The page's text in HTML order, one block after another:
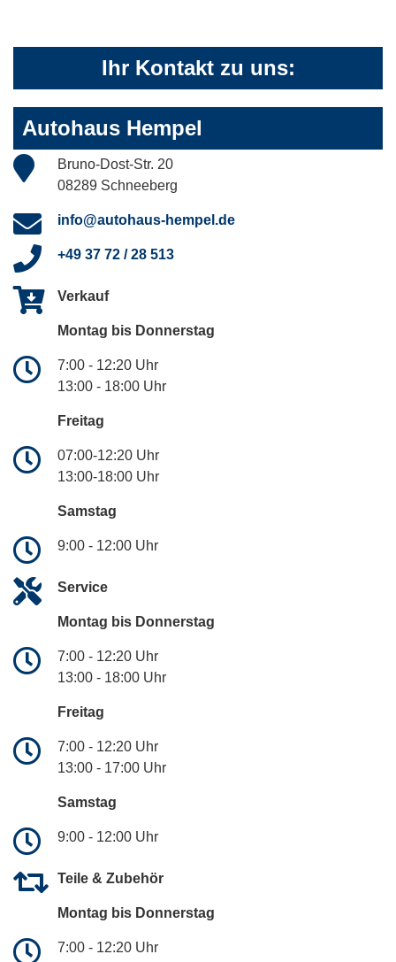
Ihr Kontakt zu uns:
Autohaus Hempel
Bruno-Dost-Str. 20
08289 Schneeberg
info@autohaus-hempel.de
+49 37 72 / 28 513
Verkauf
Montag bis Donnerstag
7:00 - 12:20 Uhr
13:00 - 18:00 Uhr
Freitag
07:00-12:20 Uhr
13:00-18:00 Uhr
Samstag
9:00 - 12:00 Uhr
Service
Montag bis Donnerstag
7:00 - 12:20 Uhr
13:00 - 18:00 Uhr
Freitag
7:00 - 12:20 Uhr
13:00 - 17:00 Uhr
Samstag
9:00 - 12:00 Uhr
Teile & Zubehör
Montag bis Donnerstag
7:00 - 12:20 Uhr